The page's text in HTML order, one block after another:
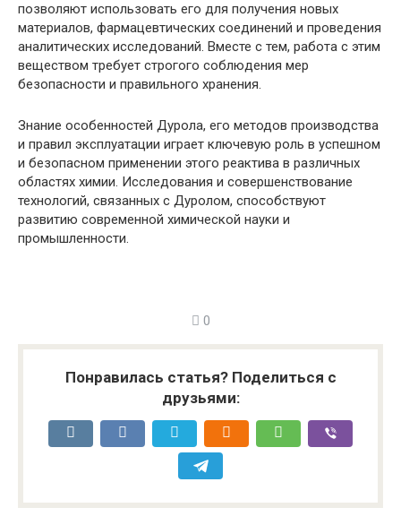
позволяют использовать его для получения новых
материалов, фармацевтических соединений и проведения
аналитических исследований. Вместе с тем, работа с этим
веществом требует строгого соблюдения мер
безопасности и правильного хранения.
Знание особенностей Дурола, его методов производства
и правил эксплуатации играет ключевую роль в успешном
и безопасном применении этого реактива в различных
областях химии. Исследования и совершенствование
технологий, связанных с Дуролом, способствуют
развитию современной химической науки и
промышленности.
0
Понравилась статья? Поделиться с
друзьями: